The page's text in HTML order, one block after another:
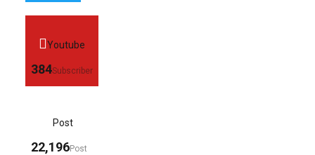
Youtube
384Subscriber
Post
22,196Post